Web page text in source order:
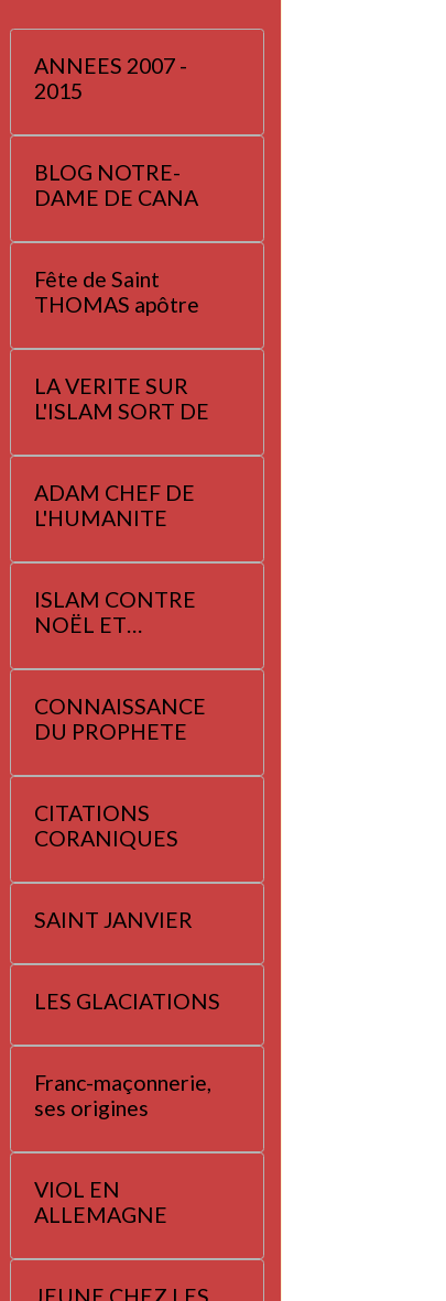
ANNEES 2007 -
2015
BLOG NOTRE-
DAME DE CANA
Fête de Saint
THOMAS apôtre
LA VERITE SUR
L'ISLAM SORT DE
ADAM CHEF DE
L'HUMANITE
ISLAM CONTRE
NOËL ET
CONNAISSANCE
DU PROPHETE
CITATIONS
CORANIQUES
SAINT JANVIER
LES GLACIATIONS
Franc-maçonnerie,
ses origines
VIOL EN
ALLEMAGNE